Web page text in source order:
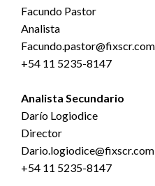
Facundo Pastor
Analista
Facundo.pastor@fixscr.com
+54 11 5235-8147
Analista Secundario
Darío Logiodice
Director
Dario.logiodice@fixscr.com
+54 11 5235-8147